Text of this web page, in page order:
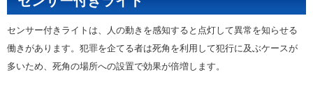
センサー付きライトは、人の動きを感知すると点灯して異常を知らせる
働きがあります。犯罪を企てる者は死角を利用して犯行に及ぶケースが
多いため、死角の場所への設置で効果が倍増します。